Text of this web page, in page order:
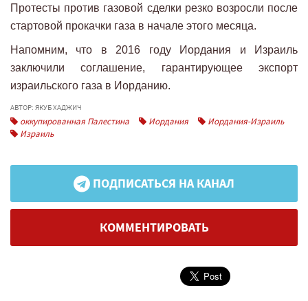
Протесты против газовой сделки резко возросли после
стартовой прокачки газа в начале этого месяца.
Напомним, что в 2016 году Иордания и Израиль
заключили соглашение, гарантирующее экспорт
израильского газа в Иорданию.
АВТОР: ЯКУБ ХАДЖИЧ
оккупированная Палестина Иордания
Иордания-Израиль
Израиль
ПОДПИСАТЬСЯ НА КАНАЛ
КОММЕНТИРОВАТЬ